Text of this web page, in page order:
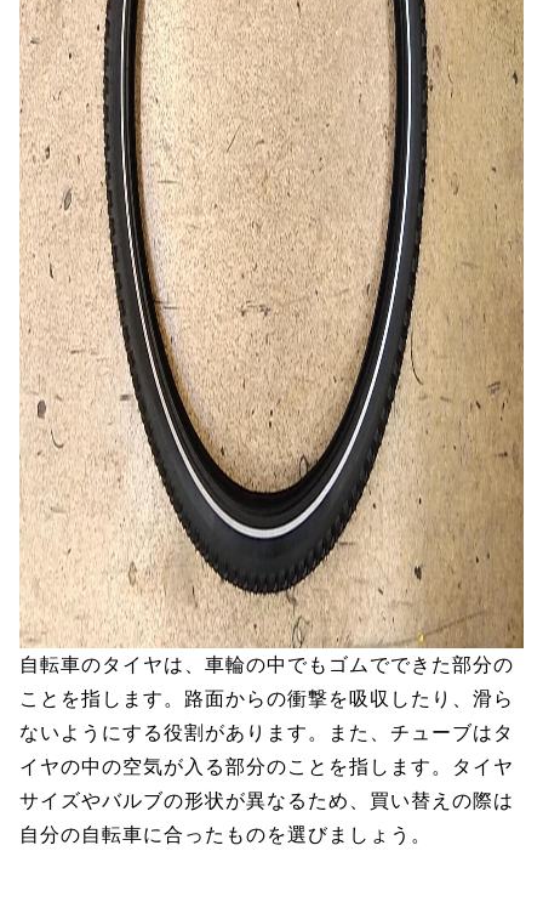
自転車のタイヤは、車輪の中でもゴムでできた部分の
ことを指します。路面からの衝撃を吸収したり、滑ら
ないようにする役割があります。また、チューブはタ
イヤの中の空気が入る部分のことを指します。タイヤ
サイズやバルブの形状が異なるため、買い替えの際は
自分の自転車に合ったものを選びましょう。